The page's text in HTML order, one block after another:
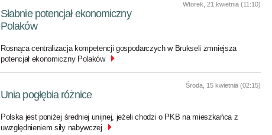
Wtorek, 21 kwietnia (11:10)
Słabnie potencjał ekonomiczny
Polaków
Rosnąca centralizacja kompetencji gospodarczych w Brukseli zmniejsza
potencjał ekonomiczny Polaków
Środa, 15 kwietnia (02:15)
Unia pogłębia różnice
Polska jest poniżej średniej unijnej, jeżeli chodzi o PKB na mieszkańca z
uwzględnieniem siły nabywczej